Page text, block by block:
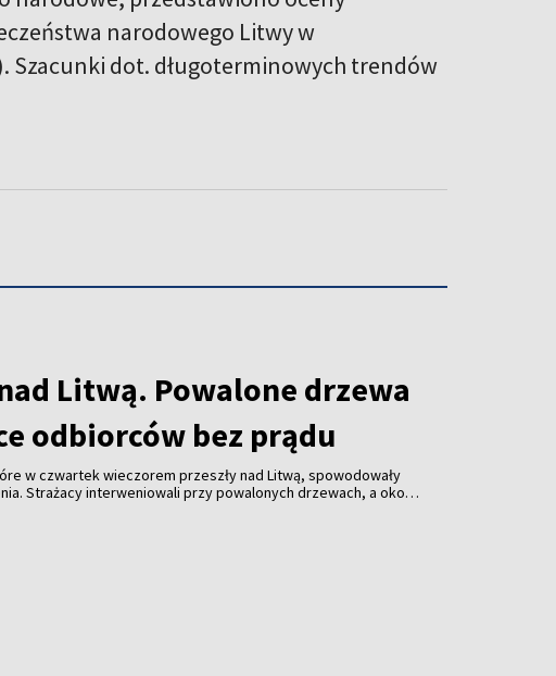
narodowego Litwy w
Szacunki dot. długoterminowych trendów
Litwą. Powalone drzewa
odbiorców bez prądu
w czwartek wieczorem przeszły nad Litwą, spowodowały
Strażacy interweniowali przy powalonych drzewach, a około